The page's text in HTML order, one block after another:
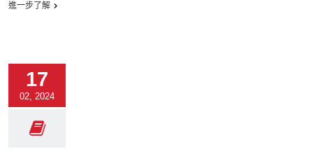
進一步了解
17
02, 2024